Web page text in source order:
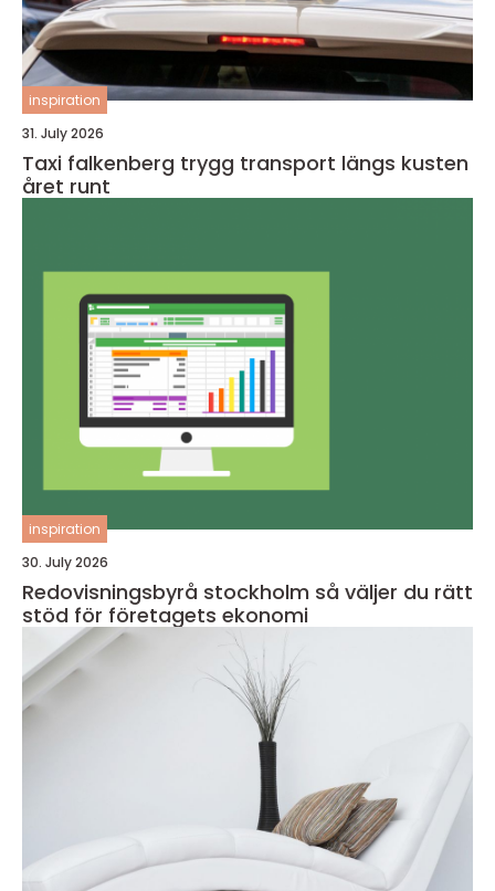
inspiration
31. July 2026
Taxi falkenberg trygg transport längs kusten
året runt
inspiration
30. July 2026
Redovisningsbyrå stockholm så väljer du rätt
stöd för företagets ekonomi